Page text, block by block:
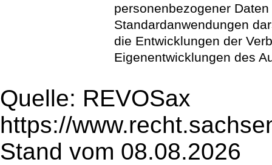
personenbezogener
Standardanwendungen
die Entwicklungen der
Eigenentwicklungen des
Quelle: REVOSax
https://
Stand vom 08.08.2026